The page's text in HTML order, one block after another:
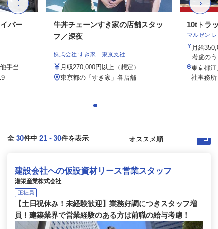
バー
手当
牛丼チェーンすき家の店舗スタッ
フ／深夜
株式会社 すき家 東京支社
月収270,000円以上（想定）
東京都の「すき家」各店舗
10tトラ
マルゼン
月給
考慮の
東京都江
社事務
全 30件中 21 - 30件を表示
建設会社への仮設資材リース営業スタッフ
湘栄産業株式会社
正社員
【土日祝休み！未経験歓迎】業務好調につきスタッフ増
員！建築業界で営業経験のある方は前職の給与考慮！